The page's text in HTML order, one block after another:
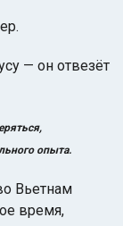
— он отвезёт
опыта.
Вьетнам
время,